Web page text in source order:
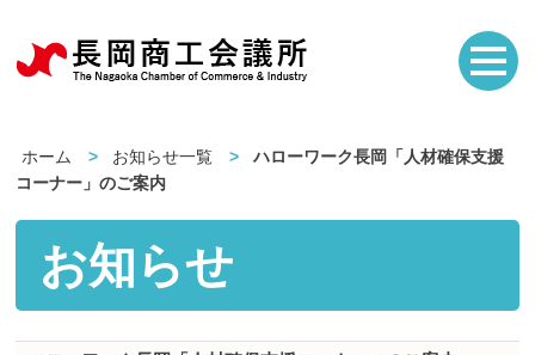
ホーム お知らせ一覧
ハローワーク長岡「人材確保支援
コーナー」のご案内
お知らせ